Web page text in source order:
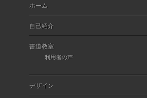
ホーム
自己紹介
書道教室
利用者の声
デザイン